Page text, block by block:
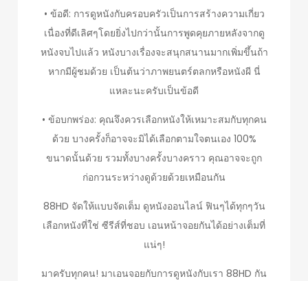
• ข้อดี: การดูหนังกับครอบครัวเป็นการสร้างความเกี่ยว
เนื่องที่ดีเลิศๆโดยยิ่งไปกว่านั้นการพูดคุยภายหลังจากดู
หนังจบไปแล้ว หนังบางเรื่องจะสนุกสนานมากเพิ่มขึ้นถ้า
หากมีผู้ชมด้วย เป็นต้นว่าภาพยนตร์ตลกหรือหนังผี นี่
แหละนะครับเป็นข้อดี
• ข้อบกพร่อง: คุณจึงควรเลือกหนังให้เหมาะสมกับทุกคน
ด้วย บางครั้งก็อาจจะมิได้เลือกตามใจตนเอง 100%
ขนาดนั้นด้วย รวมทั้งบางครั้งบางคราว คุณอาจจะถูก
ก่อกวนระหว่างดูด้วยด้วยเหมือนกัน
88HD จัดให้แบบจัดเต็ม ดูหนังออนไลน์ ฟินๆได้ทุกๆวัน
เลือกหนังที่ใช่ ซีรีส์ที่ชอบ เอนหน้าจอยกันได้อย่างเต็มที่
แน่ๆ!
มาครับทุกคน! มาเอนจอยกับการดูหนังกับเรา 88HD กัน